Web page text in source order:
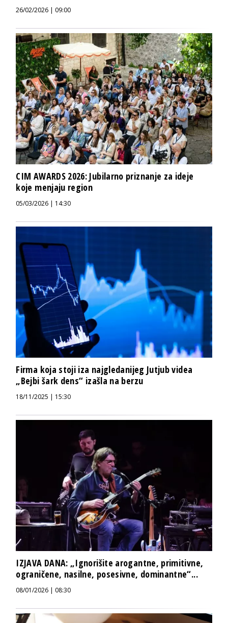
26/02/2026 | 09:00
CIM AWARDS 2026: Jubilarno priznanje za ideje
koje menjaju region
05/03/2026 | 14:30
Firma koja stoji iza najgledanijeg Jutjub videa
„Bejbi šark dens“ izašla na berzu
18/11/2025 | 15:30
IZJAVA DANA: „Ignorišite arogantne, primitivne,
ograničene, nasilne, posesivne, dominantne“...
08/01/2026 | 08:30